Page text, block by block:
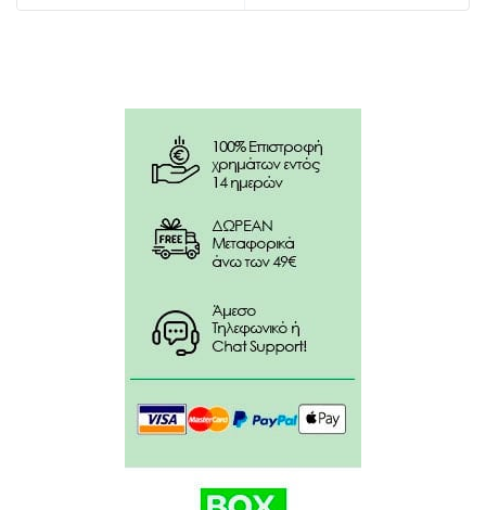
Απλώστε ένα πλούσιο στρώμα σε καθαρή
επιδερμίδα, αποφεύγοντας την περιοχή των ματιών.
Αφήστε για 10 λεπτά, αφαιρέστε την περίσσεια της
μάσκας με χαρτομάντηλο ή με νωπό βαμβάκι και στη
συνέχεια ξεπλύνετε με άφθονο νερό.
Χρησιμοποιήστε το 1-2 φορές την εβδομάδα. Για
εξωτερική χρήση μόνο.
Aqua** (Water**), Glyceryl Stearate,
Sorbitol, Propanediol Dicaprylate, Butyrospermum